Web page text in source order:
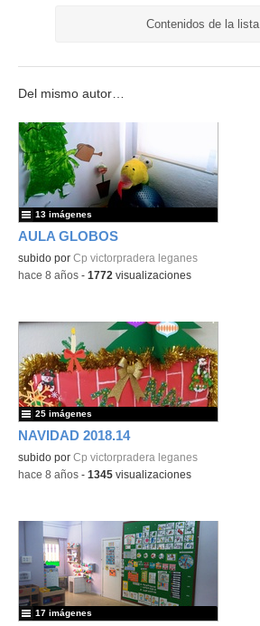
Contenidos de la lista
Del mismo autor…
AULA GLOBOS
subido por Cp victorpradera leganes
13 imágenes
-hace 8 años - 1772 visualizaciones
NAVIDAD 2018.14
subido por Cp victorpradera leganes
25 imágenes
-hace 8 años - 1345 visualizaciones
17 imágenes